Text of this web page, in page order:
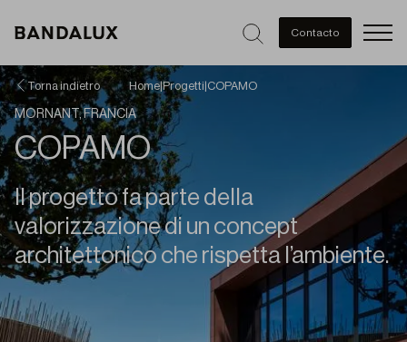
Contacto
Torna indietro Home|Progetti COPAMO
MORNANT, FRANCIA
COPAMO
Il progetto fa parte della
valorizzazione di un concept
architettonico che rispetta l’ambiente.